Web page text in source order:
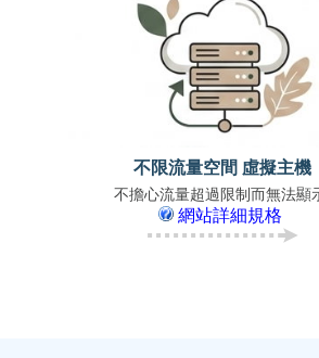
不限流量空間 虛擬主機
不擔心流量超過限制而無法顯
網站詳細規格